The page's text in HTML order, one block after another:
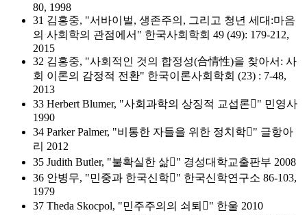
80, 1998
31 김홍중, "서바이벌, 생존주의, 그리고 청년 세대:마음
의 사회학의 관점에서" 한국사회학회 49 (49): 179-212,
2015
32 김홍중, "사회적인 것의 합정성(合情性)을 찾아서: 사
회 이론의 감정적 전환" 한국이론사회학회 (23) : 7-48,
2013
33 Herbert Blumer, "사회과학의 상징적 교섭론" 민영사
1990
34 Parker Palmer, "비통한 자들을 위한 정치학" 글항아
리 2012
35 Judith Butler, "불확실한 삶" 경성대학교출판부 2008
36 안병무, "민중과 한국신학" 한국신학연구소 86-103,
1979
37 Theda Skocpol, "민주주의의 쇠퇴" 한울 2010